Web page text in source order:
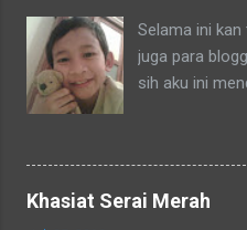
Selama ini
juga para
sih aku ini
Indonesia
Lho? Koq?
yang kenal
Khasiat Serai Merah